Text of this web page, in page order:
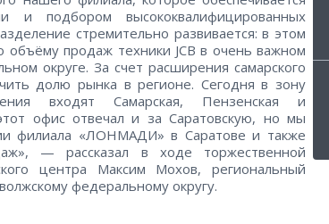
и подбором высококвалифицированных
стремительно развивается: в этом
объёму продаж техники JCB в очень важном
округе. За счет расширения самарского
долю рынка в регионе. Сегодня в зону
входят Самарская, Пензенская и
офис отвечал и за Саратовскую, но мы
филиала «ЛОНМАДИ» в Саратове и также
— рассказал в ходе торжественной
центра Максим Мохов, региональный
федеральному округу.